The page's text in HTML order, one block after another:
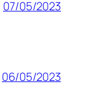
07/05/2023
06/05/2023